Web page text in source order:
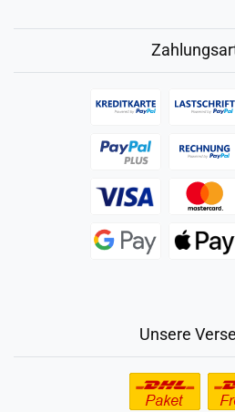
Unsere